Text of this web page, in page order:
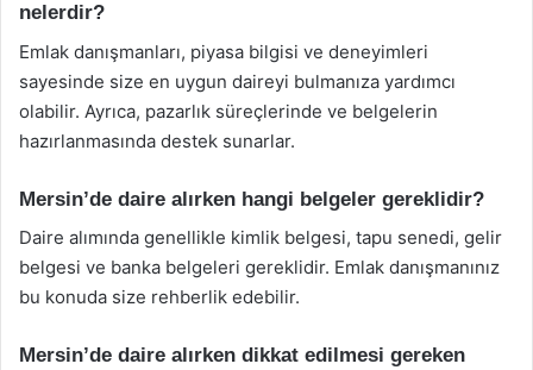
nelerdir?
Emlak danışmanları, piyasa bilgisi ve deneyimleri
sayesinde size en uygun daireyi bulmanıza yardımcı
olabilir. Ayrıca, pazarlık süreçlerinde ve belgelerin
hazırlanmasında destek sunarlar.
Mersin’de daire alırken hangi belgeler gereklidir?
Daire alımında genellikle kimlik belgesi, tapu senedi, gelir
belgesi ve banka belgeleri gereklidir. Emlak danışmanınız
bu konuda size rehberlik edebilir.
Mersin’de daire alırken dikkat edilmesi gereken